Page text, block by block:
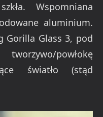
Wspomniana
aluminium.
Gorilla Glass 3, pod
powłokę
światło (stąd